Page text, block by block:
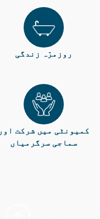
روزمرّہ زندگی
کمیونٹی میں شرکت اور
سماجی سرگرمیاں